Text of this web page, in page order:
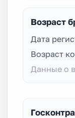
Возраст
Дата
Возраст
Данные о